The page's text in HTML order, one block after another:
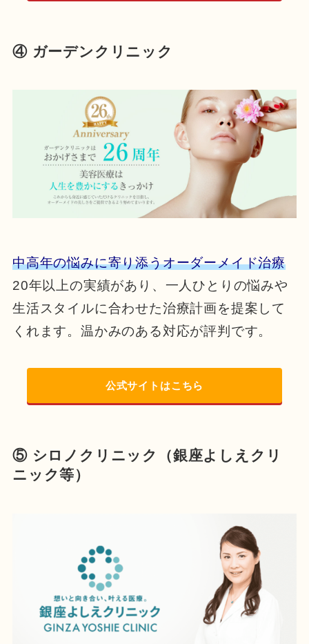
④ ガーデンクリニック
中高年の悩みに寄り添うオーダーメイド治療
20年以上の実績があり、一人ひとりの悩みや
生活スタイルに合わせた治療計画を提案して
くれます。温かみのある対応が評判です。
公式サイトはこちら
⑤ シロノクリニック（銀座よしえクリ
ニック等）